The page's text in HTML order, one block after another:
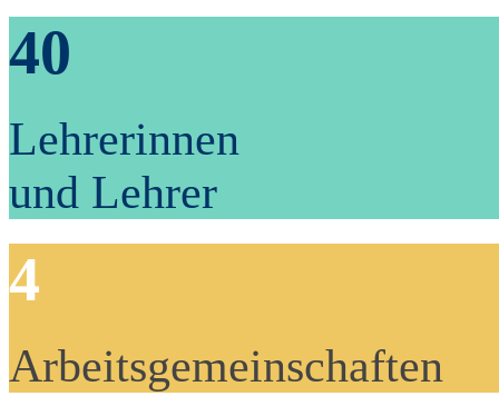
40
Lehrerinnen
und Lehrer
4
Arbeitsgemeinschaften